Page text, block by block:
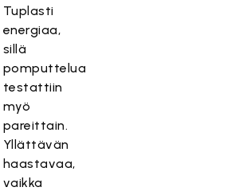
Tuplasti
energiaa,
sillä
pomputtelua
testattiin
myö
pareittain.
Yllättävän
haastavaa,
vaikka